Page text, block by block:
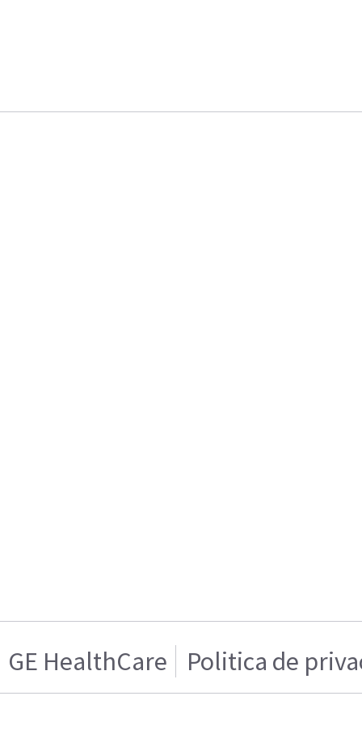
GE HealthCare Politica de